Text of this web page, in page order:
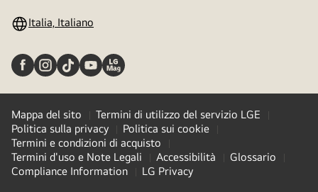
Italia, Italiano
Mappa del sito
Termini di utilizzo del servizio LGE
Politica sulla privacy
Politica sui cookie
Termini e condizioni di acquisto
Termini d'uso e Note Legali
Accessibilità
Glossario
Compliance Information
LG Privacy